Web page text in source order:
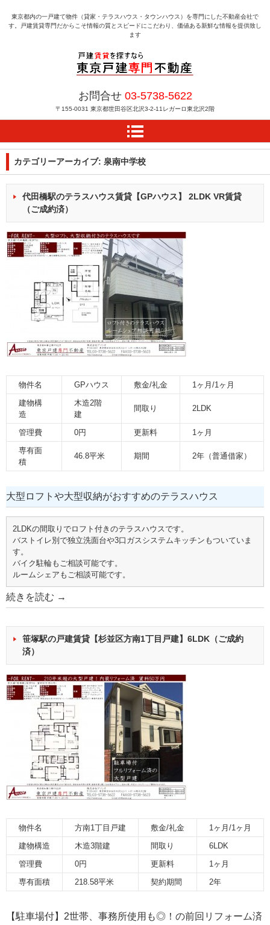
戸建賃貸を探すなら東京
戸建専門不動産
東京都内の一戸建て物件（貸家・テラスハウス・タウンハウス）を専門にした不動産会社で
す。戸建賃貸専門だからこそ情報の質とスピードにこだわり、価値ある新鮮な情報を提供致し
ます
お問合せ 03-5738-5622
〒155-0031 東京都世田谷区北沢3-2-11レガーロ東北沢2階
カテゴリーアーカイブ: 泉南中学校
代田橋駅のテラスハウス賃貸【GPハウス】 2LDK VR賃貸
（ご成約済）
物件名 GPハウス 敷金/礼金
1ヶ月/1ヶ月
建物構
造
木造2階
建
間取り 2LDK
管理費 0円 更新料
1ヶ月
専有面
積
46.8平米 期間 2年（普通借家）
大型ロフトや大型収納がおすすめのテラスハウス
2LDKの間取りでロフト付きのテラスハウスです。
バストイレ別で独立洗面台や3口ガスシステムキッチンもついていま
す。
バイク駐輪もご相談可能です。
ルームシェアもご相談可能です。
続きを読む →
笹塚駅の戸建賃貸【杉並区方南1丁目戸建】6LDK（ご成約
済）
物件名 方南1丁目戸建 敷金/礼金
1ヶ月/1ヶ月
建物構造
木造3階建 間取り
6LDK
管理費
0円 更新料
1ヶ月
専有面積
218.58平米 契約期間 2年
【駐車場付】2世帯、事務所使用も◎！の前回リフォーム済